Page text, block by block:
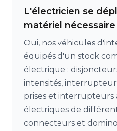
L'électricien se
matériel nécessaire
Oui, nos véhicules
équipés d'un stock
électrique :
intensités,
prises et interrupteurs
électriques de
connecteurs et